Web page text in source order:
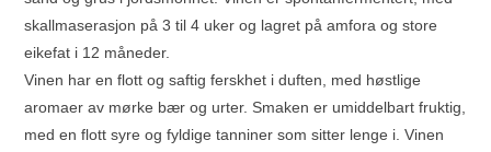
skallmaserasjon på 3 til 4 uker og lagret på amfora og store
eikefat i 12 måneder.
Vinen har en flott og saftig ferskhet i duften, med høstlige
aromaer av mørke bær og urter. Smaken er umiddelbart fruktig,
med en flott syre og fyldige tanniner som sitter lenge i. Vinen